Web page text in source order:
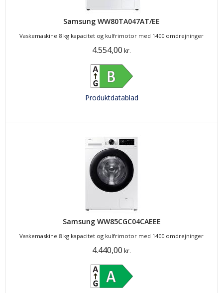
Samsung WW80TA047AT/EE
Vaskemaskine 8 kg kapacitet og kulfrimotor med 1400 omdrejninger
4.554,00 kr.
Produktdatablad
Samsung WW85CGC04CAEEE
Vaskemaskine 8 kg kapacitet og kulfrimotor med 1400 omdrejninger
4.440,00 kr.